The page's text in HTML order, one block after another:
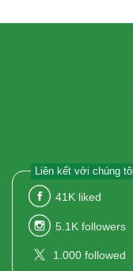
Liên kết với chúng tôi
41K liked
5.1K followers
1.000 followed